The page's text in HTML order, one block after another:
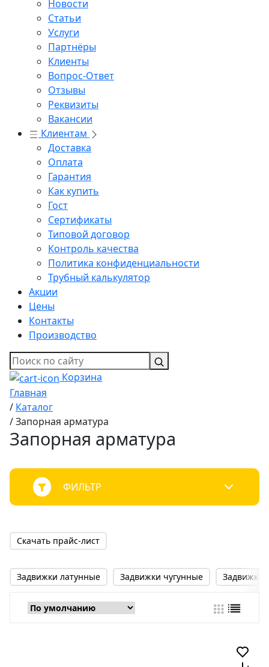
Новости
Статьи
Услуги
Партнёры
Клиенты
Вопрос-Ответ
Отзывы
Реквизиты
Вакансии
Клиентам
Доставка
Оплата
Гарантия
Как купить
Гост
Сертификаты
Типовой договор
Контроль качества
Политика конфиденциальности
Трубный калькулятор
Акции
Цены
Контакты
Производство
Корзина
Главная
/ Каталог
/Запорная арматура
Запорная арматура
ФИЛЬТР
Скачать прайс-лист
Задвижки латунные Задвижки чугунные Задвижки